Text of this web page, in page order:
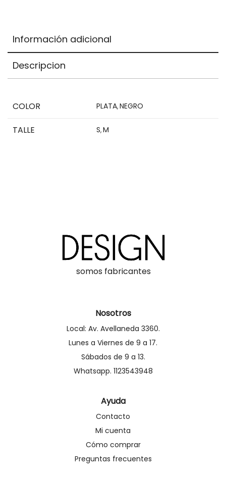
is
$0,00
Información adicional
Descripcion
COLOR PLATA,NEGRO
TALLE S,M
somos fabricantes
Nosotros
Local: Av. Avellaneda 3360.
Lunes a Viernes de 9 a 17.
Sábados de 9 a 13.
Whatsapp. 1123543948
Ayuda
Contacto
Mi cuenta
Cómo comprar
Preguntas frecuentes